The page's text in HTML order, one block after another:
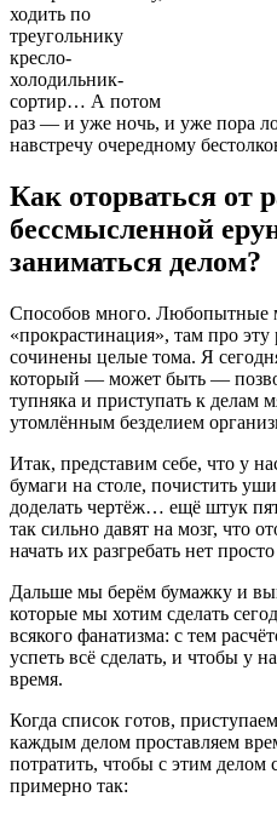
ходить по
треугольнику
кресло-
холодильник-
сортир… А потом
раз — и уже ночь, и уже пора
навстречу очередному
Как оторваться от
бессмысленной
заниматься делом?
Способов много. Любопытные
«прокрастинация», там про
сочинены целые тома. Я
который — может быть —
тупняка и приступать к делам
утомлённым безделием
Итак, представим себе, что у
бумаги на столе, почистить
доделать чертёж… ещё штук
так сильно давят на мозг, что
начать их разгребать нет
Дальше мы берём бумажку и
которые мы хотим сделать
всякого фанатизма: с тем
успеть всё сделать, и чтобы у
время.
Когда список готов,
каждым делом проставляем
потратить, чтобы с этим делом
примерно так: